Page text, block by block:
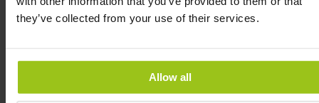
they’ve collected from your use of their services.
Allow all
sumo de laranja contém, assim, 20 gramas de
açúcares, ou seja, mais de 6 vezes a quantidade de
INGREDIENTES